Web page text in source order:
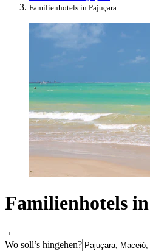
Familienhotels in Pajuçara
Familienhotels
Wo soll’s hingehen?